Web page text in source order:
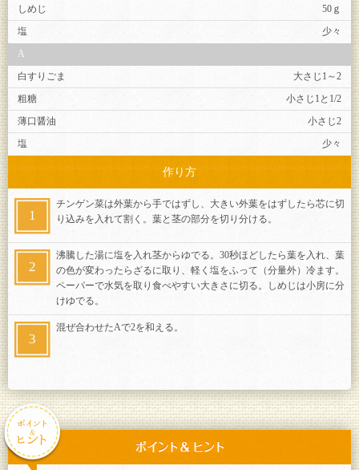
しめじ
50ｇ
塩
少々
A
白すりごま
大さじ1～2
粗糖
小さじ1と1/2
薄口醤油
小さじ2
塩
少々
作り方
チンゲン菜は外葉から手ではずし、大きい外葉をはずしたら芯に切
り込みを入れて割く。葉と茎の部分を切り分ける。
沸騰した湯に塩を入れ茎からゆでる。30秒ほどしたら葉を入れ、葉
の色が変わったらざるに取り、軽く塩をふって（分量外）冷ます。
ペーパーで水気を取り食べやすい大きさに切る。しめじは小房に分
けゆでる。
混ぜ合わせたAで2を和える。